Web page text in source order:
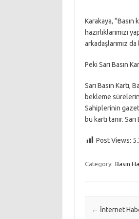
Karakaya,
hazırlıklarımızı
arkadaşlarımız
Peki Sarı Basın
Sarı Basın Kartı,
bekleme
Sahiplerinin
bu kartı tanır.
Post Views:
Category: Basın
Post navigation
← İnternet